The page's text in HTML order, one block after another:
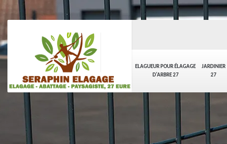
ELAGUEUR POUR ÉLAGAGE
D'ARBRE 27
JARDINIER
27